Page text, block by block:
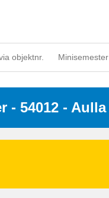
objektnr. Minisemester
- 54012 - Aulla